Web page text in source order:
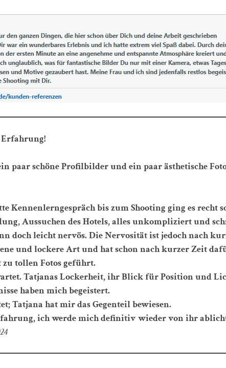
Erfahrung!
paar schöne Profilbilder und ein paar ästhetische
Kennenlerngespräch bis zum Shooting ging es recht
Aussuchen des Hotels, alles unkompliziert und
doch leicht nervös. Die Nervosität ist jedoch nach
und lockere Art und hat schon nach kurzer Zeit
tollen Fotos geführt.
Tatjanas Lockerheit, ihr Blick für Position und
haben mich begeistert.
Tatjana hat mir das Gegenteil bewiesen.
ich werde mich definitiv wieder von ihr